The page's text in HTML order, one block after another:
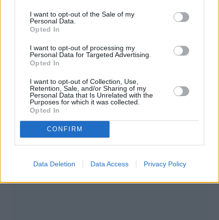
I want to opt-out of the Sale of my
Personal Data.
Opted In
I want to opt-out of processing my
Personal Data for Targeted Advertising.
Opted In
I want to opt-out of Collection, Use,
Retention, Sale, and/or Sharing of my
Personal Data that Is Unrelated with the
Purposes for which it was collected.
Opted In
CONFIRM
Data Deletion Data Access Privacy Policy